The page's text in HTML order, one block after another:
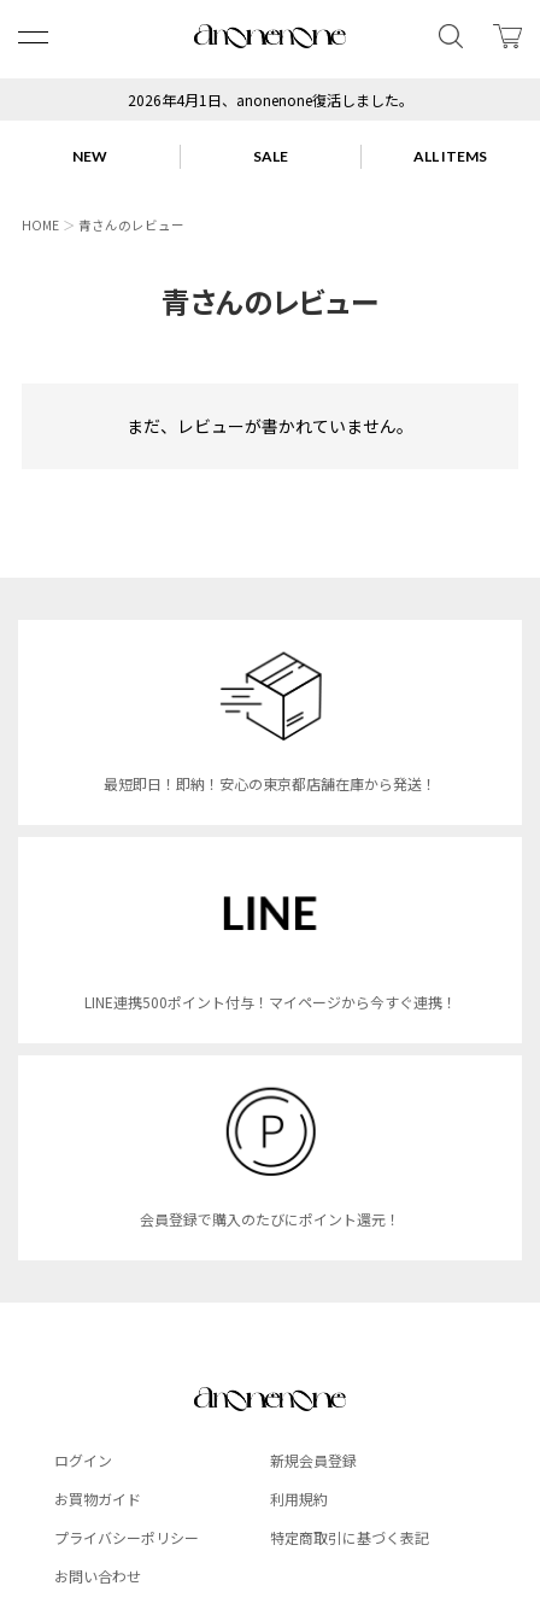
2026年4月1日、anonenone復活しました。
NEW SALE ALL ITEMS
HOME 青さんのレビュー
青さんのレビュー
まだ、レビューが書かれていません。
最短即日！即納！安心の東京都店舗在庫から発送！
LINE連携500ポイント付与！マイページから今すぐ連携！
会員登録で購入のたびにポイント還元！
ログイン
新規会員登録
お買物ガイド
利用規約
プライバシーポリシー
特定商取引に基づく表記
お問い合わせ